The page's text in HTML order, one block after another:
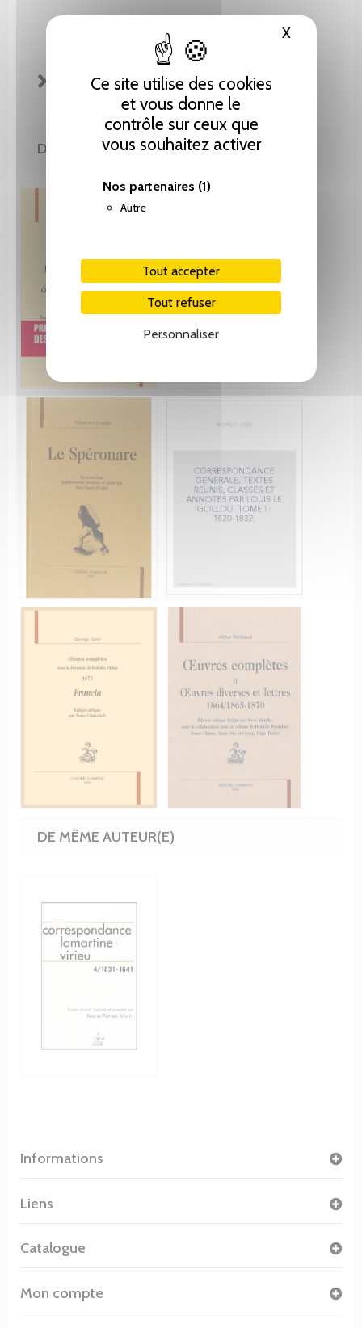
Ce site utilise des cookies
et vous donne le
contrôle sur ceux que
vous souhaitez activer
Nos partenaires (1)
Autre
Tout accepter
Tout refuser
Personnaliser
XMasquer
FICHE TECHNIQUE
DE LA MÊME COLLECTION
DE MÊME AUTEUR(E)
Informations
Liens
Catalogue
Mon compte